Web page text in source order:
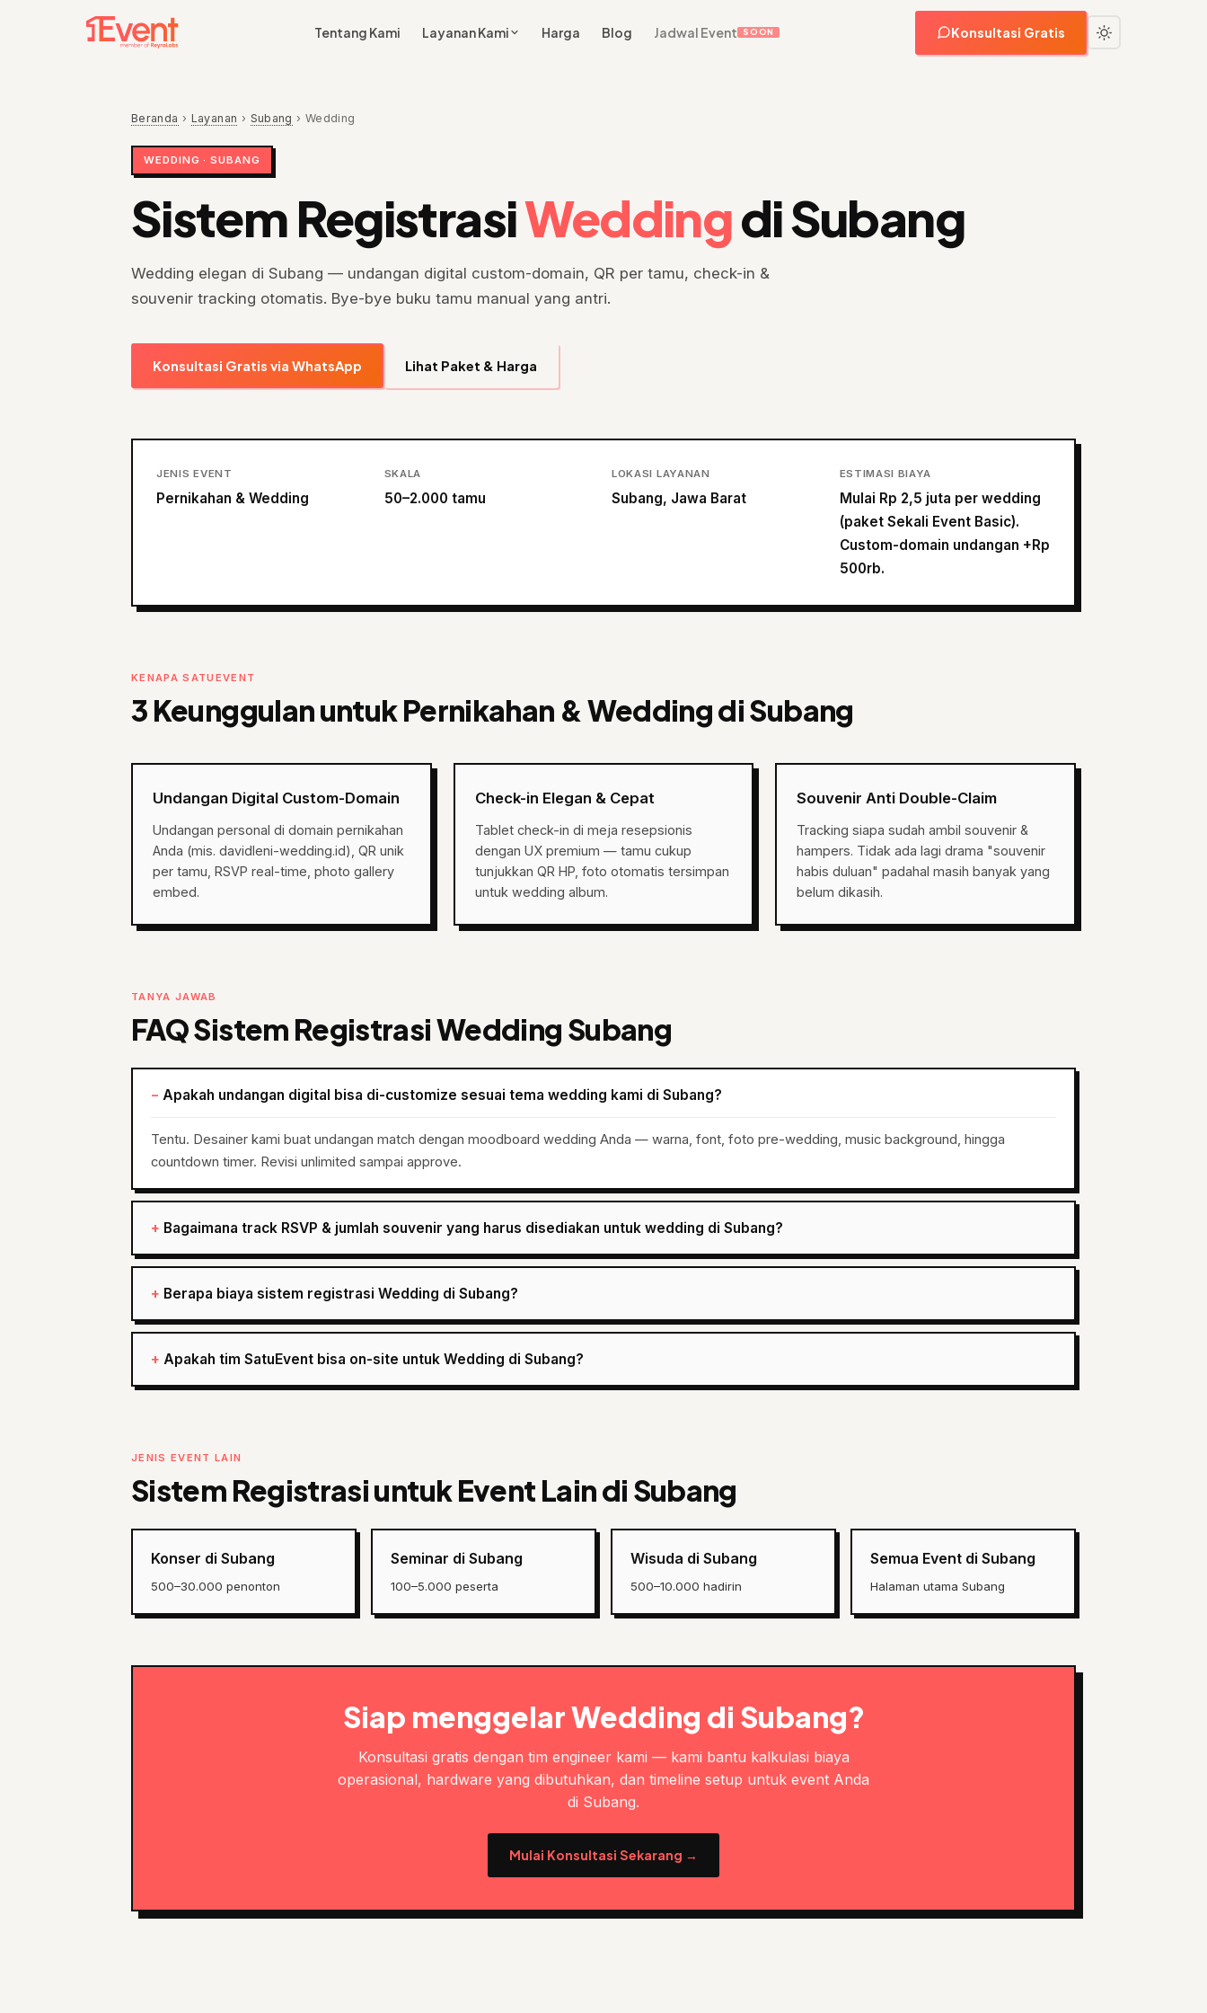
Tentang Kami Layanan Kami Harga Blog Jadwal Event SOON Konsultasi Gratis
Beranda › Layanan › Subang › Wedding
WEDDING · SUBANG
Sistem RegistrasiWeddingdi Subang
Wedding elegan di Subang — undangan digital custom-domain, QR per tamu, check-in &
souvenir tracking otomatis. Bye-bye buku tamu manual yang antri.
Konsultasi Gratis via WhatsApp Lihat Paket & Harga
JENIS EVENT
Pernikahan & Wedding
SKALA
50–2.000 tamu
LOKASI LAYANAN
Subang, Jawa Barat
ESTIMASI BIAYA
Mulai Rp 2,5 juta per wedding
(paket Sekali Event Basic).
Custom-domain undangan +Rp
500rb.
KENAPA SATUEVENT
3 Keunggulan untuk Pernikahan & Wedding di Subang
Undangan Digital Custom-Domain
Undangan personal di domain pernikahan
Anda (mis. davidleni-wedding.id), QR unik
per tamu, RSVP real-time, photo gallery
embed.
Check-in Elegan & Cepat
Tablet check-in di meja resepsionis
dengan UX premium — tamu cukup
tunjukkan QR HP, foto otomatis tersimpan
untuk wedding album.
Souvenir Anti Double-Claim
Tracking siapa sudah ambil souvenir &
hampers. Tidak ada lagi drama "souvenir
habis duluan" padahal masih banyak yang
belum dikasih.
TANYA JAWAB
FAQ Sistem Registrasi Wedding Subang
Apakah undangan digital bisa di-customize sesuai tema wedding kami di Subang?
Tentu. Desainer kami buat undangan match dengan moodboard wedding Anda — warna, font, foto pre-wedding, music background, hingga
countdown timer. Revisi unlimited sampai approve.
Bagaimana track RSVP & jumlah souvenir yang harus disediakan untuk wedding di Subang?
Berapa biaya sistem registrasi Wedding di Subang?
Apakah tim SatuEvent bisa on-site untuk Wedding di Subang?
JENIS EVENT LAIN
Sistem Registrasi untuk Event Lain di Subang
Konser di Subang
500–30.000 penonton
Seminar di Subang
100–5.000 peserta
Wisuda di Subang
500–10.000 hadirin
Semua Event di Subang
Halaman utama Subang
Siap menggelar Wedding di Subang?
Konsultasi gratis dengan tim engineer kami — kami bantu kalkulasi biaya
operasional, hardware yang dibutuhkan, dan timeline setup untuk event Anda
di Subang.
Mulai Konsultasi Sekarang →